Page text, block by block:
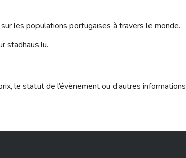
les populations portugaises à travers le monde.
stadhaus.lu.
le statut de l’évènement ou d’autres informations